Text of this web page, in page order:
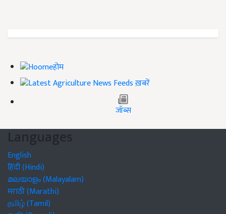
होम
ख़बरें
जॉब्स
Languages
English
हिंदी (Hindi)
മലയാളം (Malayalam)
मराठी (Marathi)
தமிழ் (Tamil)